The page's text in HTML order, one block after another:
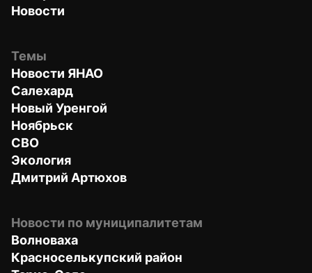
Новости
Темы
Новости ЯНАО
Салехард
Новый Уренгой
Ноябрьск
СВО
Экология
Дмитрий Артюхов
Новости по муниципалитетам
Волноваха
Красноселькупский район